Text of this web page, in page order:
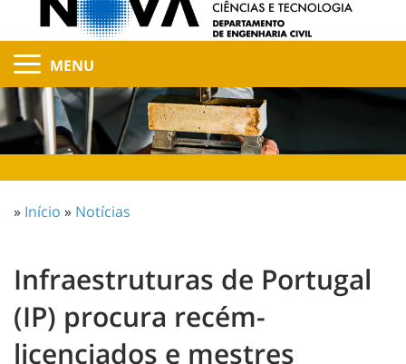
MENU
» Início » Notícias
Infraestruturas de Portugal
(IP) procura recém-
licenciados e mestres